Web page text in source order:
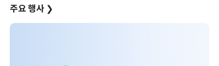
주요 행사 ❯